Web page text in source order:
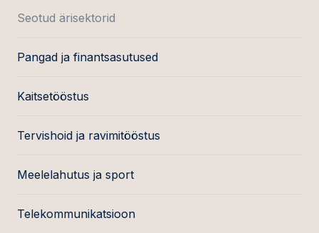
Seotud ärisektorid
Pangad ja finantsasutused
Kaitsetööstus
Tervishoid ja ravimitööstus
Meelelahutus ja sport
Telekommunikatsioon